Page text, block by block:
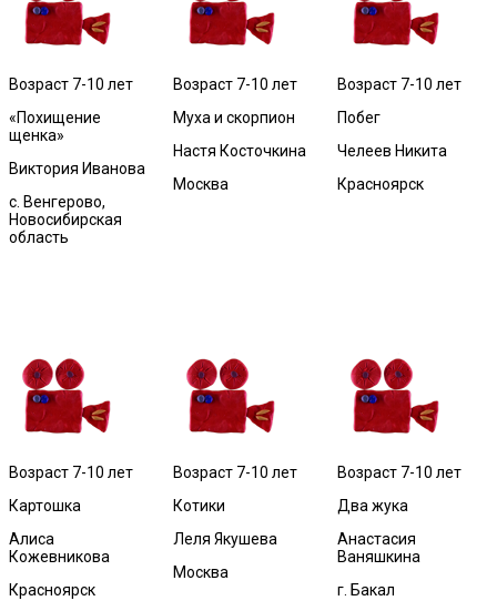
Возраст 7-10 лет
«Похищение
щенка»
Виктория Иванова
с. Венгерово,
Новосибирская
область
Возраст 7-10 лет
Муха и скорпион
Настя Косточкина
Москва
Возраст 7-10 лет
Побег
Челеев Никита
Красноярск
Возраст 7-10 лет
Картошка
Алиса
Кожевникова
Красноярск
Возраст 7-10 лет
Котики
Леля Якушева
Москва
Возраст 7-10 лет
Два жука
Анастасия
Ваняшкина
г. Бакал